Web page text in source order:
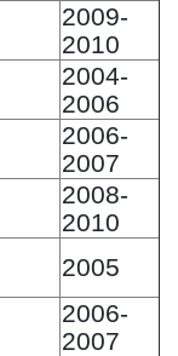
2009-
2010
2004-
2006
2006-
2007
2008-
2010
2005
2006-
2007